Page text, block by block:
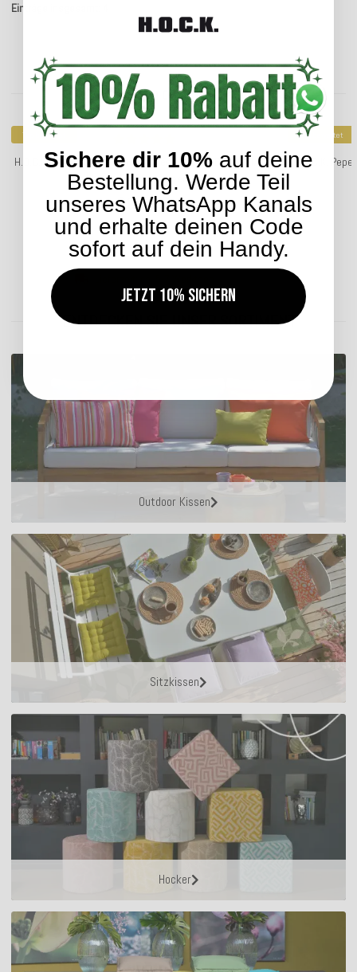
Einträge insgesamt: 4
Kunden kauften dazu folgende Artikel:
Top bewertet
H.O.C.K. Eliza-Bouquet Outdoor Wendekissen Blumen-Motiv
mit Keder 50x50cm green-berry
39,99 €*
Top bewertet
H.O.C.K.
ENTDECKEN SIE UNSER SORTIMENT
Outdoor Kissen
Sitzkissen
Hocker
Sichere dir 10% auf deine
Bestellung. Werde Teil
unseres WhatsApp Kanals
und erhalte deinen Code
sofort auf dein Handy.
Jetzt 10% sichern